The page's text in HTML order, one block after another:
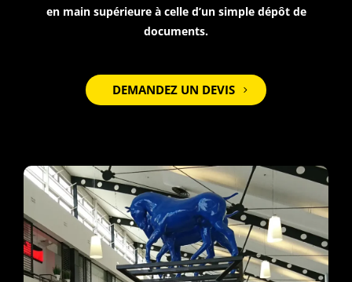
en main supérieure à celle d’un simple dépôt de
documents.
DEMANDEZ UN DEVIS